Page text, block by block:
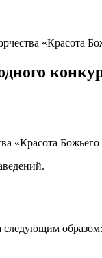
«Красота
«Красота
следующим образом: